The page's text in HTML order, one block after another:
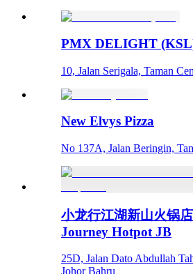
PMX DELIGHT
10, Jalan Serigala, Taman
New Elvys Pizza
No 137A, Jalan Beringin,
小龙行江湖新山火锅
Journey Hotpot JB
25D, Jalan Dato Abdullah
Johor Bahru